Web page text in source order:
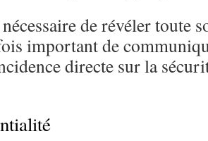
de révéler toute
important de
directe sur la